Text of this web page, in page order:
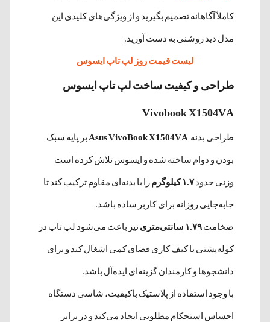
کاملاً آگاهانه تصمیم بگیرید و از ویژگی‌های کلیدی این
مدل دید روشنی به دست آورید.
لیست قیمت روز لپ تاپ ایسوس
طراحی و کیفیت ساخت لپ تاپ ایسوس
Vivobook X1504VA
طراحی بدنه Asus VivoBook X1504VA بر پایه سبک
بودن و دوام ساخته شده و ایسوس تلاش کرده است
وزنی حدود۱.۷ کیلوگرم را با بدنه‌ای مقاوم ترکیب کند تا
جابه‌جایی روزانه برای کاربر ساده باشد.
ضخامت۱.۷۹ سانتی‌متری نیز باعث می‌شود لپ تاپ در
کوله‌پشتی یا کیف کاری فضای کمی اشغال کند و برای
دانشجوها و کارمندان گزینه‌ای ایده‌آل باشد.
با وجود استفاده از پلاستیک باکیفیت، شاسی دستگاه
احساس استحکام مطلوبی ایجاد می‌کند و در برابر